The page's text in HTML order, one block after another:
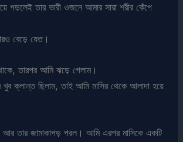
পড়লেই তার ভারী ওজনে আমার সারা শরীর কেঁপে
বেড়ে যেত।
তারপর আমি ঝড়ে গেলাম।
খুব ক্লান্ত ছিলাম, তাই আমি মাসির থেকে আলাদা হয়ে
আর তার জামাকাপড় পরল। আমি এরপর মাসিকে একটি